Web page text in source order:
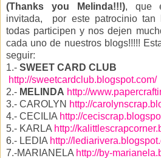
(Thanks you Melinda!!!), que
invitada, por este patrocinio tan
todas participen y nos dejen
cada uno de nuestros blogs!!!!!
seguir:
1.- SWEET CARD CLUB
http://sweetcardclub.blogspot.com/
2.- MELINDA http://
3.- CAROLYN http://
4.- CECILIA http://
5.- KARLA http://
6.- LEDIA http://
7.-MARIANELA http://by-